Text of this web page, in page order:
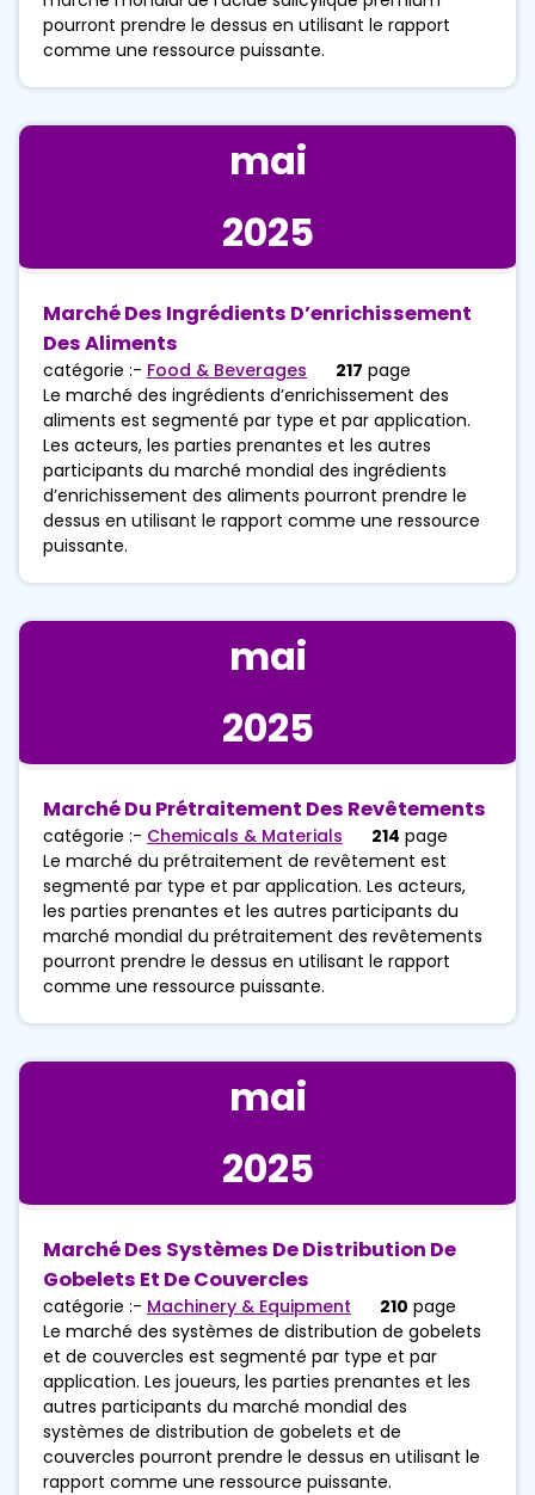
pourront prendre le dessus en utilisant le rapport
comme une ressource puissante.
mai
2025
Marché Des Ingrédients D’enrichissement
Des Aliments
catégorie :- Food & Beverages 217 page
Le marché des ingrédients d’enrichissement des
aliments est segmenté par type et par application.
Les acteurs, les parties prenantes et les autres
participants du marché mondial des ingrédients
d’enrichissement des aliments pourront prendre le
dessus en utilisant le rapport comme une ressource
puissante.
mai
2025
Marché Du Prétraitement Des Revêtements
catégorie :- Chemicals & Materials 214 page
Le marché du prétraitement de revêtement est
segmenté par type et par application. Les acteurs,
les parties prenantes et les autres participants du
marché mondial du prétraitement des revêtements
pourront prendre le dessus en utilisant le rapport
comme une ressource puissante.
mai
2025
Marché Des Systèmes De Distribution De
Gobelets Et De Couvercles
catégorie :- Machinery & Equipment 210 page
Le marché des systèmes de distribution de gobelets
et de couvercles est segmenté par type et par
application. Les joueurs, les parties prenantes et les
autres participants du marché mondial des
systèmes de distribution de gobelets et de
couvercles pourront prendre le dessus en utilisant le
rapport comme une ressource puissante.